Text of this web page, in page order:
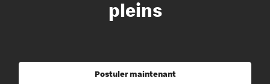
pleins
Postuler maintenant